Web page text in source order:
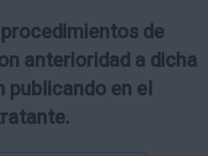
de
anterioridad a dicha
publicando en el